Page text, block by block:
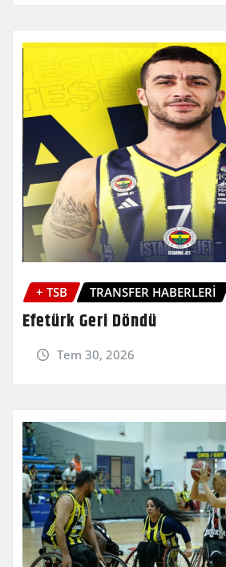
+ TSB TRANSFER HABERLERİ
Efetürk Geri Döndü
Tem 30, 2026